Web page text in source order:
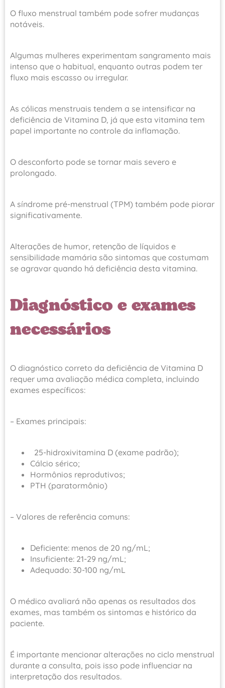
O fluxo menstrual também pode sofrer mudanças
notáveis.
Algumas mulheres experimentam sangramento mais
intenso que o habitual, enquanto outras podem ter
fluxo mais escasso ou irregular.
As cólicas menstruais tendem a se intensificar na
deficiência de Vitamina D, já que esta vitamina tem
papel importante no controle da inflamação.
O desconforto pode se tornar mais severo e
prolongado.
A síndrome pré-menstrual (TPM) também pode piorar
significativamente.
Alterações de humor, retenção de líquidos e
sensibilidade mamária são sintomas que costumam
se agravar quando há deficiência desta vitamina.
Diagnóstico e exames
necessários
O diagnóstico correto da deficiência de Vitamina D
requer uma avaliação médica completa, incluindo
exames específicos:
– Exames principais:
25-hidroxivitamina D (exame padrão);
Cálcio sérico;
Hormônios reprodutivos;
PTH (paratormônio)
– Valores de referência comuns:
Deficiente: menos de 20 ng/mL;
Insuficiente: 21-29 ng/mL;
Adequado: 30-100 ng/mL
O médico avaliará não apenas os resultados dos
exames, mas também os sintomas e histórico da
paciente.
É importante mencionar alterações no ciclo menstrual
durante a consulta, pois isso pode influenciar na
interpretação dos resultados.